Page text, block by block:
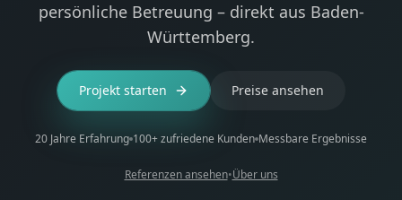
persönliche Betreuung – direkt aus Baden-
Württemberg.
Projekt starten Preise ansehen
20 Jahre Erfahrung 100+ zufriedene Kunden Messbare Ergebnisse
Referenzen ansehen•Über uns